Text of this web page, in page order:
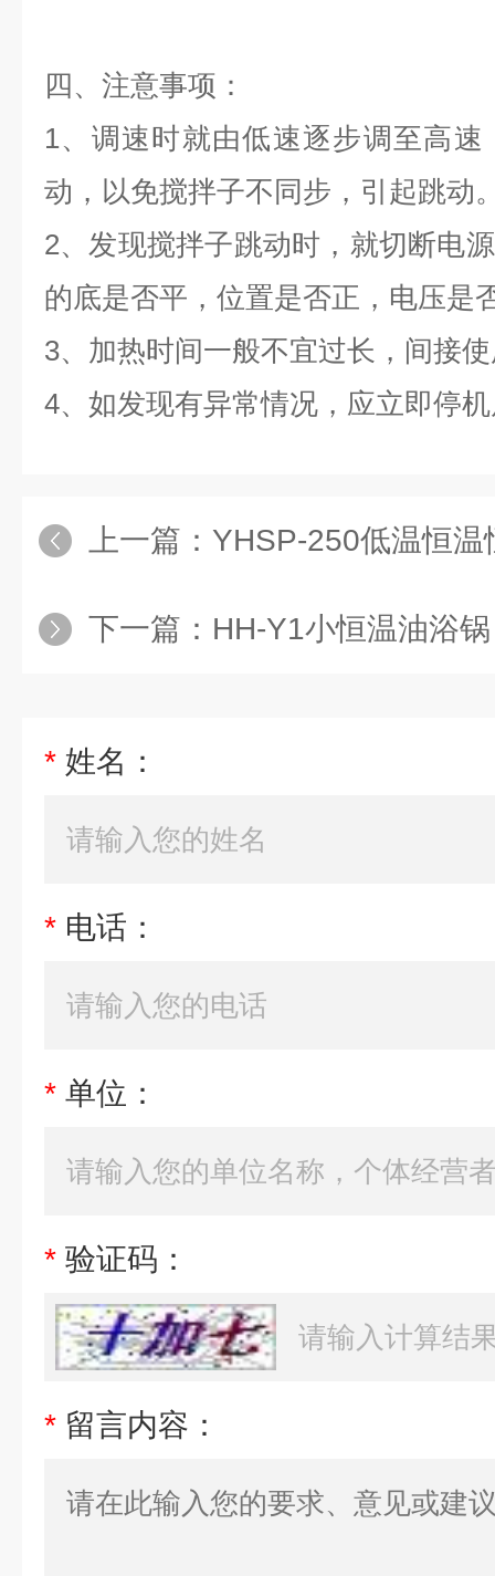
四、 注意事项：
1、调速时就由低速逐步调至高
动，以免搅拌子不同步，引起跳动
2、发现搅拌子跳动时，就切断电
的底是否平，位置是否正，电压是
3、加热时间一般不宜过长，间接
4、如发现有异常情况，应立即停
上一篇： YHSP-250低温恒温
下一篇： HH-Y1小恒温油浴锅
* 姓名：
* 电话：
* 单位：
* 验证码：
* 留言内容：